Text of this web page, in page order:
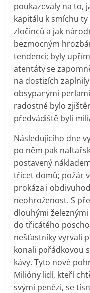
poukazovaly na to,
kapitálu k smíchu
zločinců a jak
bezmocným
tendenci; byly
atentáty se
na dostizích
obsypanými
radostné bylo
předvádiště byli
Následujícího dne
po něm pak
postavený
třicet domů; požár
prokázali
neohroženost. S
dlouhými železnými
do třicátého
nešťastníky vyrvali
konali pořádkovou
kávy. Tyto nové
Milióny lidí, kteří
svými penězi, se